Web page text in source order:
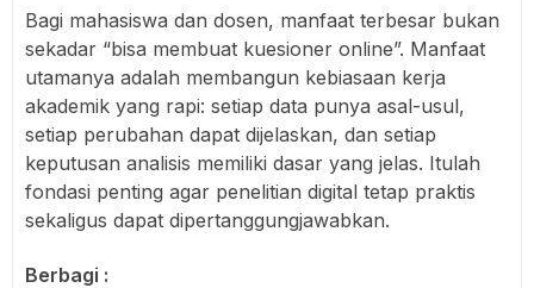
Bagi mahasiswa dan dosen, manfaat terbesar bukan
sekadar “bisa membuat kuesioner online”. Manfaat
utamanya adalah membangun kebiasaan kerja
akademik yang rapi: setiap data punya asal-usul,
setiap perubahan dapat dijelaskan, dan setiap
keputusan analisis memiliki dasar yang jelas. Itulah
fondasi penting agar penelitian digital tetap praktis
sekaligus dapat dipertanggungjawabkan.
Berbagi :